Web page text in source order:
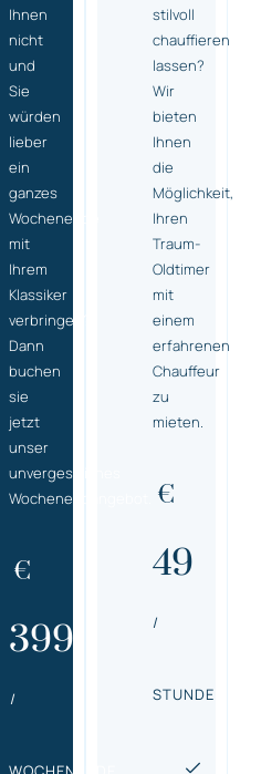
Ihnen
nicht
und
Sie
würden
lieber
ein
ganzes
Wochenende
mit
Ihrem
Klassiker
verbringen?
Dann
buchen
sie
jetzt
unser
unvergessliches
Wochenendangebot.
€
399
/
stilvoll
chauffieren
lassen?
Wir
bieten
Ihnen
die
Möglichkeit,
Ihren
Traum-
Oldtimer
mit
einem
erfahrenen
Chauffeur
zu
mieten.
€
49
/
STUNDE